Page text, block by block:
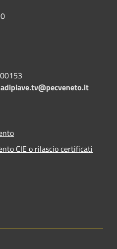
CIE o rilascio certificati